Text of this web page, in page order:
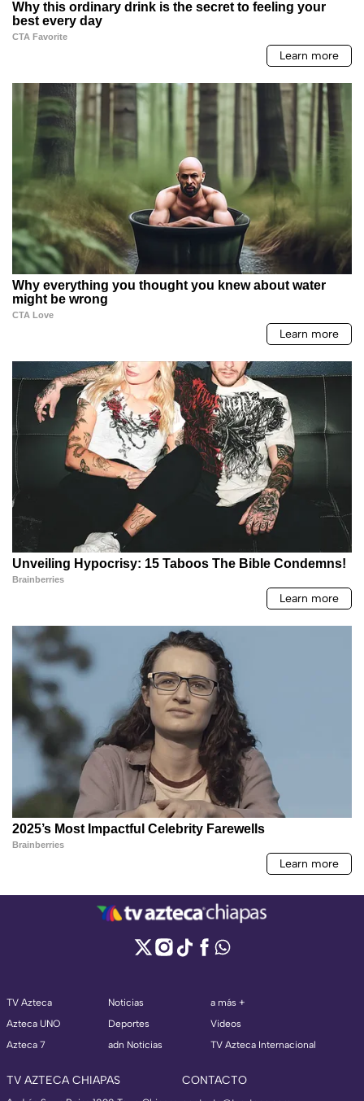
TV Azteca
Azteca UNO
Azteca 7
Noticias
Deportes
adn Noticias
a más +
Videos
TV Azteca Internacional
TV AZTECA CHIAPAS CONTACTO